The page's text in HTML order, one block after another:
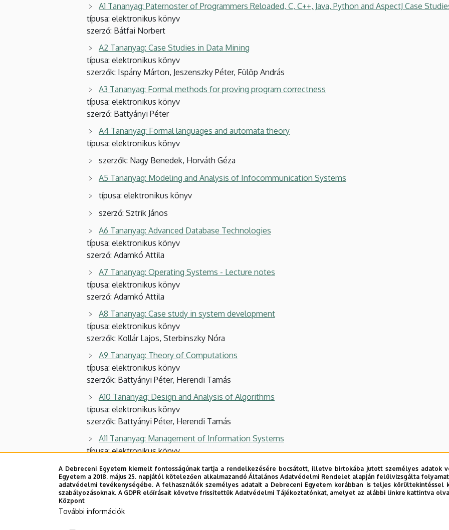
A1 Tananyag: Paternoster of Programmers Reloaded, C, C++, Java, Python and AspectJ Case
típusa: elektronikus könyv
szerző: Bátfai Norbert
A2 Tananyag: Case Studies in Data Mining
típusa: elektronikus könyv
szerzők: Ispány Márton, Jeszenszky Péter, Fülöp András
A3 Tananyag: Formal methods for proving program correctness
típusa: elektronikus könyv
szerző: Battyányi Péter
A4 Tananyag: Formal languages and automata theory
típusa: elektronikus könyv
szerzők: Nagy Benedek, Horváth Géza
A5 Tananyag: Modeling and Analysis of Infocommunication Systems
típusa: elektronikus könyv
szerző: Sztrik János
A6 Tananyag: Advanced Database Technologies
típusa: elektronikus könyv
szerző: Adamkó Attila
A7 Tananyag: Operating Systems - Lecture notes
típusa: elektronikus könyv
szerző: Adamkó Attila
A8 Tananyag: Case study in system development
típusa: elektronikus könyv
szerzők: Kollár Lajos, Sterbinszky Nóra
A9 Tananyag: Theory of Computations
típusa: elektronikus könyv
szerzők: Battyányi Péter, Herendi Tamás
A10 Tananyag: Design and Analysis of Algorithms
típusa: elektronikus könyv
szerzők: Battyányi Péter, Herendi Tamás
A11 Tananyag: Management of Information Systems
típusa: elektronikus könyv
Az A) tananyag csomag összesítése
Tananyagok száma: 11
A Debreceni Egyetem kiemelt fontosságúnak tartja a rendelkezésére bocsátott, illetve birtokába jutott személyes adatok
Egyetem a 2018. május 25. napjától kötelezően alkalmazandó Általános Adatvédelmi Rendelet alapján felülvizsgálta
adatvédelmi tevékenységébe. A felhasználók személyes adatait a Debreceni Egyetem korábban is teljes
szabályozásoknak. A GDPR előírásait követve frissítettük Adatvédelmi Tájékoztatónkat, amelyet az alábbi linkre kattintva
Központ
További információk